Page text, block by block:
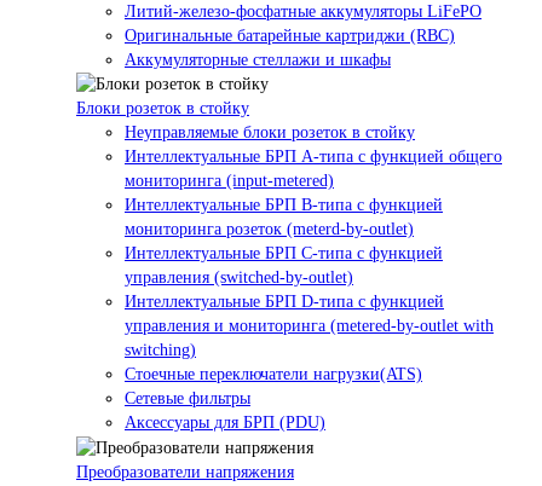
Литий-железо-фосфатные аккумуляторы LiFePO
Оригинальные батарейные картриджи (RBC)
Аккумуляторные стеллажи и шкафы
Блоки розеток в стойку
Неуправляемые блоки розеток в стойку
Интеллектуальные БРП А-типа с функцией общего
мониторинга (input-metered)
Интеллектуальные БРП B-типа с функцией
мониторинга розеток (meterd-by-outlet)
Интеллектуальные БРП C-типа с функцией
управления (switched-by-outlet)
Интеллектуальные БРП D-типа с функцией
управления и мониторинга (metered-by-outlet with
switching)
Стоечные переключатели нагрузки(ATS)
Сетевые фильтры
Аксессуары для БРП (PDU)
Преобразователи напряжения